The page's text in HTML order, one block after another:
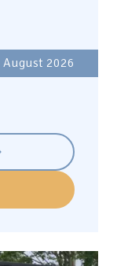
August 2026
Unterkunft
Set